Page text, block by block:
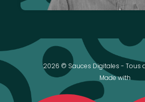
2026 © Sauces Digitales - Tous
Made with